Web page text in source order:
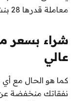
معاملة قدرها 28 بنسًا.
شراء بسعر
عالي
كما هو الحال مع أي
نفقاتك منخفضة عن